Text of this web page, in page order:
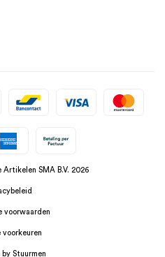
SMA B.V. 2026
voorwaarden
voorkeuren
Stuurmen